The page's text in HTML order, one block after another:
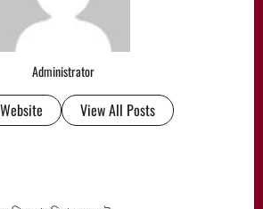
Administrator
View All Posts